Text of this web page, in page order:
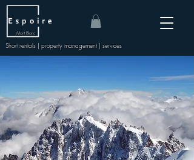
Short rentals | property management | services
Mont Blanc